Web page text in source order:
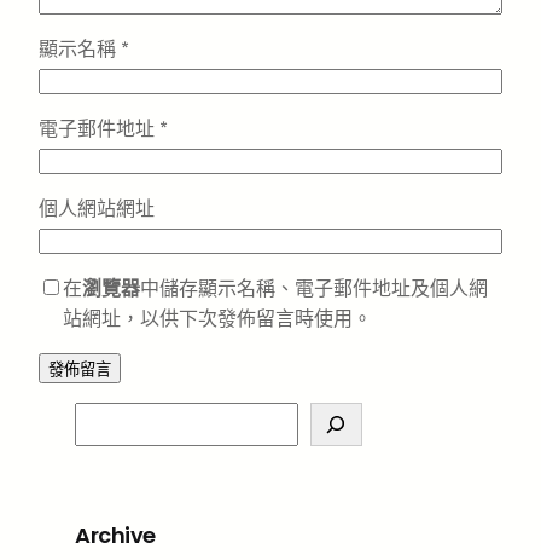
顯示名稱 *
電子郵件地址 *
個人網站網址
在瀏覽器中儲存顯示名稱、電子郵件地址及個人網
站網址，以供下次發佈留言時使用。
e
c
Archive